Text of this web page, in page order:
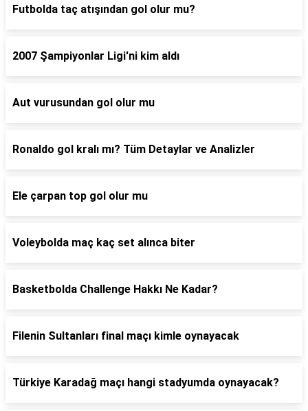
Futbolda taç atışından gol olur mu?
2007 Şampiyonlar Ligi'ni kim aldı
Aut vurusundan gol olur mu
Ronaldo gol kralı mı? Tüm Detaylar ve Analizler
Ele çarpan top gol olur mu
Voleybolda maç kaç set alınca biter
Basketbolda Challenge Hakkı Ne Kadar?
Filenin Sultanları final maçı kimle oynayacak
Türkiye Karadağ maçı hangi stadyumda oynayacak?